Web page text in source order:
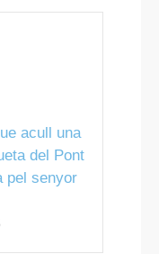
acull una
del Pont
pel senyor